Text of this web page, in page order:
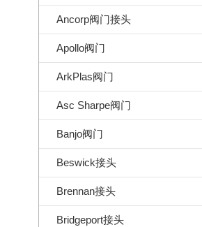
Ancorp阀门接头
Apollo阀门
ArkPlas阀门
Asc Sharpe阀门
Banjo阀门
Beswick接头
Brennan接头
Bridgeport接头